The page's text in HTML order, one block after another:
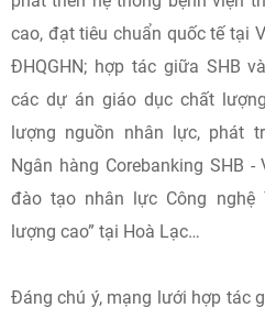
cao, đạt tiêu chuẩn quốc tế tại
ĐHQGHN; hợp tác giữa SHB
các dự án giáo dục chất
lượng nguồn nhân lực, phát
Ngân hàng Corebanking SHB -
đào tạo nhân lực Công nghệ
lượng cao” tại Hoà Lạc…
Đáng chú ý, mạng lưới hợp tác